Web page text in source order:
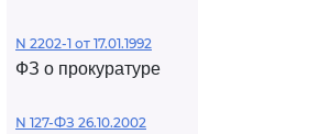
N 2202-1 от 17.01.1992
ФЗ о прокуратуре
N 127-ФЗ 26.10.2002